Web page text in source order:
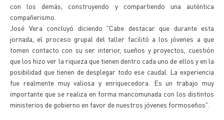
con los demás, construyendo y compartiendo una auténtica
compañerismo.
José Vera concluyó diciendo "Cabe destacar que durante esta
jornada, el proceso grupal del taller facilitó a los jóvenes a que
tomen contacto con su ser interior, sueños y proyectos, cuestión
que los hizo ver la riqueza que tienen dentro cada uno de ellos y en la
posibilidad que tienen de desplegar todo ese caudal. La experiencia
fue realmente muy valiosa y enriquecedora. Es un trabajo muy
importante que se realiza en forma mancomunada con los distintos
ministerios de gobierno en favor de nuestros jóvenes formoseños".